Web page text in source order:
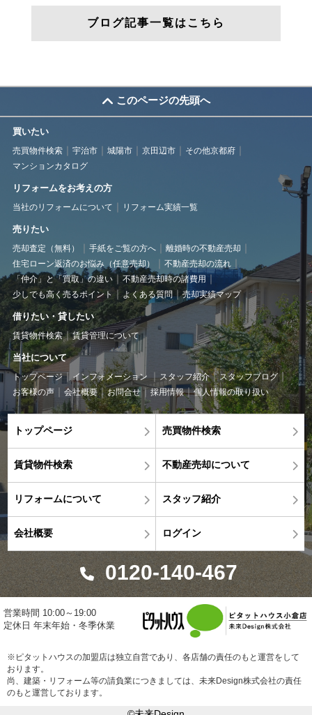
ブログ記事一覧はこちら
このページの先頭へ
買いたい
売買物件検索 宇治市 城陽市 京田辺市
その他京都府
マンションカタログ
リフォームをお考えの方
当社のリフォームについて リフォーム実績一覧
売りたい
売却査定（無料） 手紙をご覧の方へ
離婚時の不動産売却
住宅ローン返済のお悩み（任意売却）
不動産売却の流れ
「仲介」と「買取」の違い
不動産売却時の諸費用
少しでも高く売るポイント
よくある質問 売却実績マップ
借りたい・貸したい
賃貸物件検索 賃貸管理について
当社について
トップページ インフォメーション スタッフ紹介
スタッフブログ
お客様の声
会社概要 お問合せ 採用情報 個人情報の取り扱い
トップページ 売買物件検索
賃貸物件検索 不動産売却について
リフォームについて スタッフ紹介
会社概要 ログイン
0120-140-467
営業時間 10:00～19:00
定休日 年末年始・冬季休業
※ピタットハウスの加盟店は独立自営であり、各店舗の責任のもと運営をして
おります。
尚、建築・リフォーム等の請負業につきましては、未来Design株式会社の責任
のもと運営しております。